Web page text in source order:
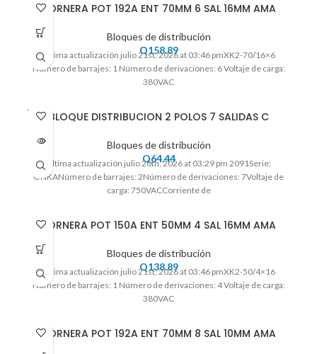
BORNERA POT 192A ENT 70MM 6 SAL 16MM AMA
Bloques de distribución
Q158.89
Ultima actualización julio 21st, 2026 at 03:46 pmXK2-70/16×6
Número de barrajes: 1 Número de derivaciones: 6 Voltaje de carga:
380VAC
VENDI
DO
BLOQUE DISTRIBUCION 2 POLOS 7 SALIDAS C
Bloques de distribución
Q64.44
Ultima actualización julio 20th, 2026 at 03:29 pm 2091Serie:
ONKANúmero de barrajes: 2Número de derivaciones: 7Voltaje de
carga: 750VACCorriente de
BORNERA POT 150A ENT 50MM 4 SAL 16MM AMA
Bloques de distribución
Q138.89
Ultima actualización julio 21st, 2026 at 03:46 pmXK2-50/4×16
Número de barrajes: 1 Número de derivaciones: 4 Voltaje de carga:
380VAC
BORNERA POT 192A ENT 70MM 8 SAL 10MM AMA